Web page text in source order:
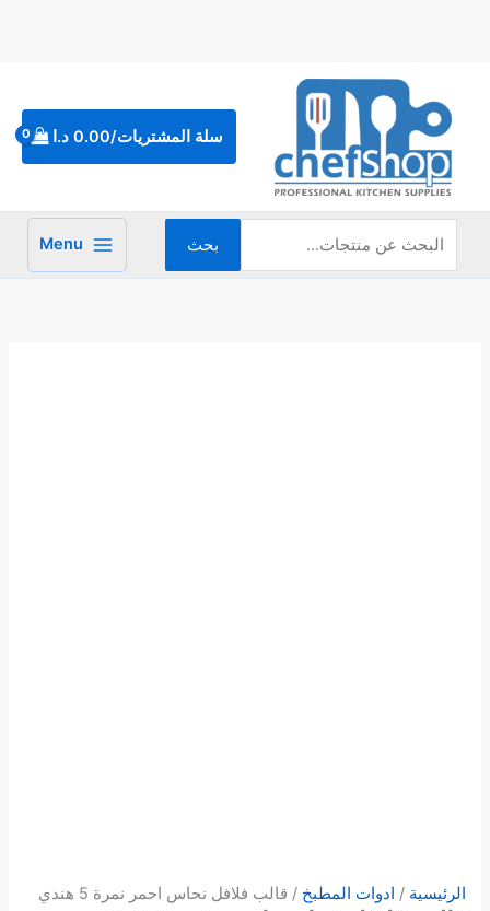
سلة المشتريات/0.00 د.ا
عن:
بحث Menu
الرئيسية / ادوات المطبخ / قالب فلافل نحاس احمر نمرة 5 هندي